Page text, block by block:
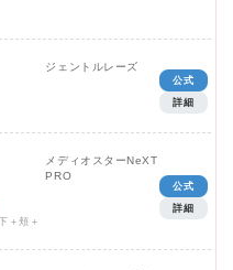
ジェントルレーズ
公式
詳細
＋頬＋
メディオスターNeXT
PRO
公式
詳細